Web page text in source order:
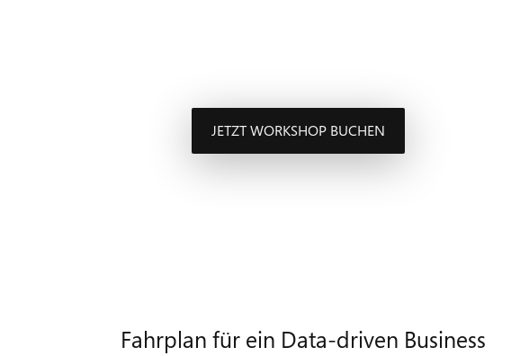
JETZT WORKSHOP BUCHEN
Fahrplan für ein Data-driven Business